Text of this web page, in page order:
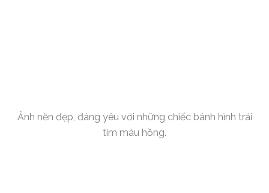
Ảnh nền đẹp, đáng yêu với những chiếc bánh hình trái
tim màu hồng.